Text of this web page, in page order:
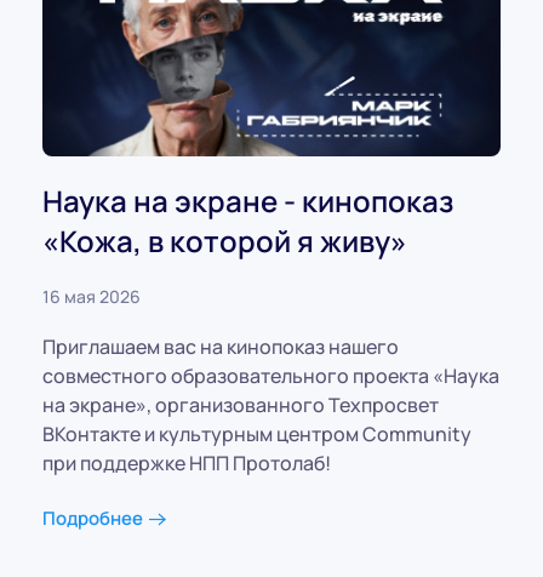
Наука на экране - кинопоказ
«Кожа, в которой я живу»
16 мая 2026
Приглашаем вас на кинопоказ нашего
совместного образовательного проекта «Наука
на экране», организованного Техпросвет
ВКонтакте и культурным центром Community
при поддержке НПП Протолаб!
Подробнее